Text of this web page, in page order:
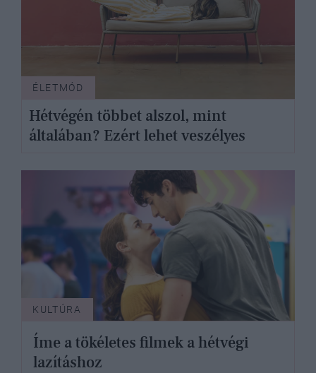
ÉLETMÓD
Hétvégén többet alszol, mint
általában? Ezért lehet veszélyes
KULTÚRA
Íme a tökéletes filmek a hétvégi
lazításhoz